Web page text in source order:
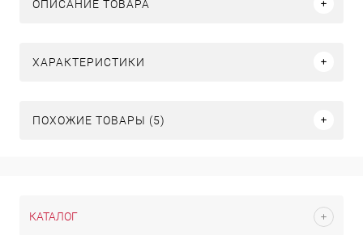
ОПИСАНИЕ ТОВАРА
ХАРАКТЕРИСТИКИ
ПОХОЖИЕ ТОВАРЫ (5)
КАТАЛОГ